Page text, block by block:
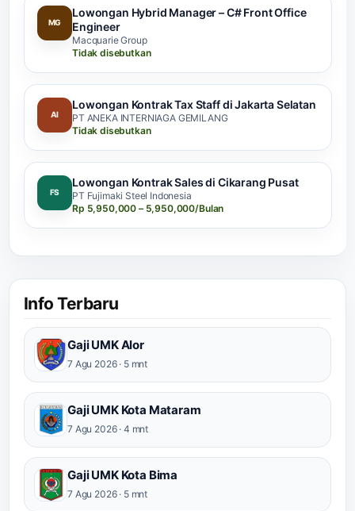
MG
Lowongan Hybrid Manager – C# Front Office
Engineer
Macquarie Group
Tidak disebutkan
AI
Lowongan Kontrak Tax Staff di Jakarta Selatan
PT ANEKA INTERNIAGA GEMILANG
Tidak disebutkan
FS
Lowongan Kontrak Sales di Cikarang Pusat
PT Fujimaki Steel Indonesia
Rp 5,950,000 – 5,950,000/Bulan
Info Terbaru
Gaji UMK Alor
7 Agu 2026 · 5 mnt
Gaji UMK Kota Mataram
7 Agu 2026 · 4 mnt
Gaji UMK Kota Bima
7 Agu 2026 · 5 mnt